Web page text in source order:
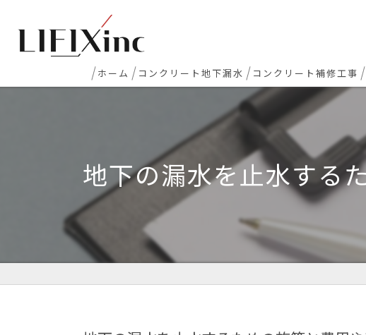
ホーム コンクリート地下漏水
地下・半地下駐車場 漏水
エレベーターピット漏水・止水工事
打継ぎ部・コールドジョイント漏水
配管貫通部・スリーブ周り漏水
コンクリート補修工事
新築マンション下地補修
コンクリート欠損 色
床レベラー工事(セル
地下の漏水を止水する